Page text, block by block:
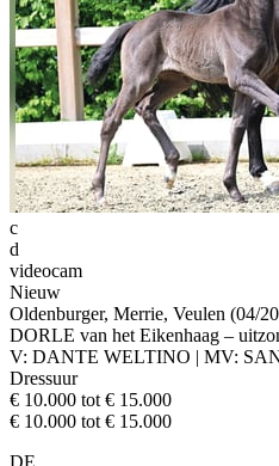
c
d
videocam
Nieuw
Oldenburger, Merrie, Veulen (04/
DORLE van het Eikenhaag –
V: DANTE WELTINO | MV:
Dressuur
€ 10.000 tot € 15.000
€ 10.000 tot € 15.000
DE